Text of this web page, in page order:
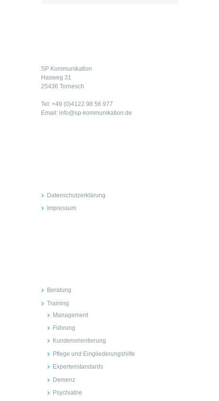
SP Kommunikation
Hasweg 31
25436 Tornesch
Tel: +49 (0)4122 98 56 977
Email: info@sp-kommunikation.de
Datenschutzerklärung
Impressum
Beratung
Training
Management
Führung
Kundenorientierung
Pflege und Eingliederungshilfe
Expertenstandards
Demenz
Psychiatrie